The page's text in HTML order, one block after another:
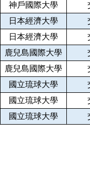
神戶國際大學
日本經濟大學
日本經濟大學
鹿兒島國際大學
鹿兒島國際大學
國立琉球大學
國立琉球大學
國立琉球大學